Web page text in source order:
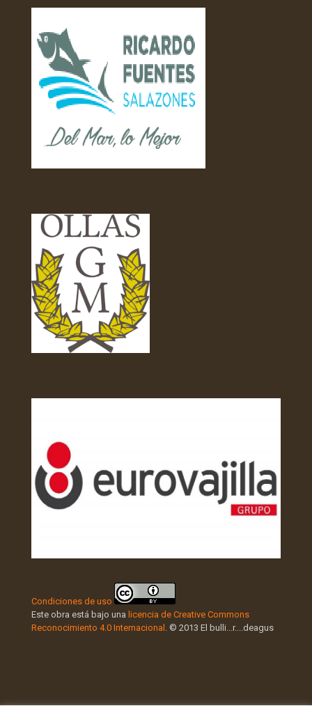
Condiciones de uso
Este obra está bajo una licencia de Creative Commons
Reconocimiento 4.0 Internacional . © 2013 El bulli...r....deagus